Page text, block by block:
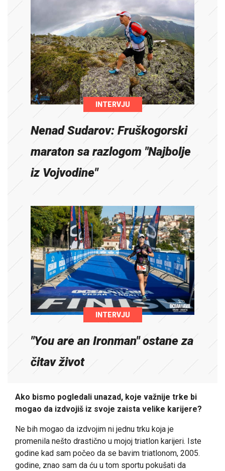
INTERVJU
Nenad Sudarov: Fruškogorski
maraton sa razlogom "Najbolje
iz Vojvodine"
INTERVJU
"You are an Ironman" ostane za
čitav život
Ako bismo pogledali unazad, koje važnije trke bi
mogao da izdvojiš iz svoje zaista velike karijere?
Ne bih mogao da izdvojim ni jednu trku koja je
promenila nešto drastično u mojoj triatlon karijeri. Iste
godine kad sam počeo da se bavim triatlonom, 2005.
godine, znao sam da ću u tom sportu pokušati da